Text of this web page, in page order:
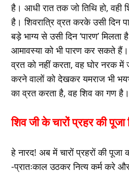
है। आधी रात तक जो तिथि हो, वही
है। शिवरात्रि व्रत करके उसी दिन
बड़े भाग्य से उसी दिन ‘पारण’ मिलता
आमावस्या को भी पारण कर सकते हैं।
व्रत को नहीं करता, वह घोर नरक में
करने वालों को देखकर यमराज भी
का व्रत करता है, वह शिव का गण है।
शिव जी के चारों प्रहर की पूजा
हे नारद! अब में चारों प्रहरों की पूजा
-प्रातःकाल उठकर नित्य कर्म करे